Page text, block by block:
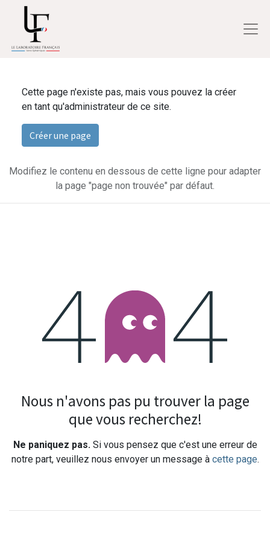
Cette page n'existe pas, mais vous pouvez la créer
en tant qu'administrateur de ce site.
Créer une page
Modifiez le contenu en dessous de cette ligne pour adapter
la page "page non trouvée" par défaut.
Erreur 404
Nous n'avons pas pu trouver la page
que vous recherchez!
Ne paniquez pas.Si vous pensez que c'est une erreur de
notre part, veuillez nous envoyer un message à cette page.